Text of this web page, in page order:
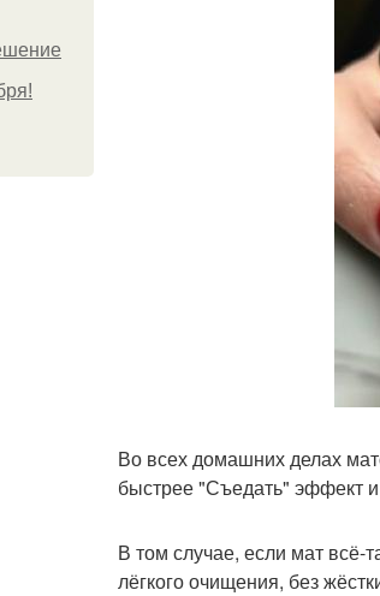
Во всех домашних делах
быстрее "Съедать" эффект
В том случае, если мат всё-
лёгкого очищения, без